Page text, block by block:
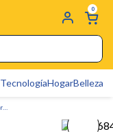
0
TecnologíaHogarBelleza